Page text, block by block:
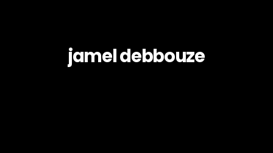
jamel debbouze